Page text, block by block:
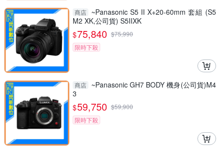
商店
~Panasonic S5 II X+20-60mm 套組 (S5
M2 XK,公司貨) S5IIXK
$75,840 $75,990
限時下殺
商店
~Panasonic GH7 BODY 機身(公司貨)M4
3
$59,750 $59,900
限時下殺